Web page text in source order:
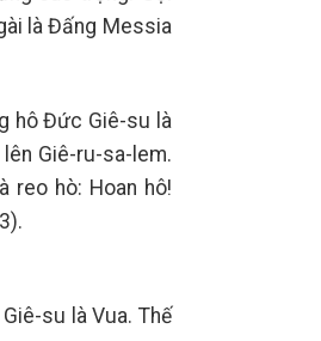
là Đấng Messia
hô Đức Giê-su là
Giê-ru-sa-lem.
reo hò: Hoan hô!
su là Vua. Thế